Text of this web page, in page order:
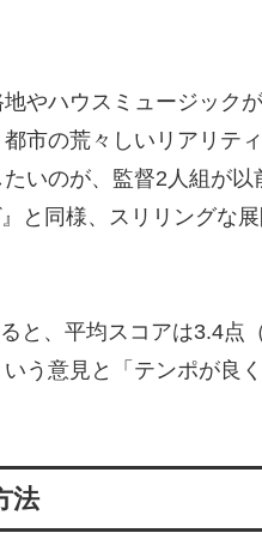
やハウスミュージック
市の荒々しいリアリテ
いのが、監督2人組が
と同様、スリリングな
と、平均スコアは3.4点
う意見と「テンポが良
法